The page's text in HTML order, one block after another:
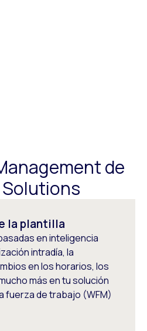
de
la plantilla
en inteligencia
intradía, la
en los horarios, los
más en tu solución
fuerza de trabajo (WFM)